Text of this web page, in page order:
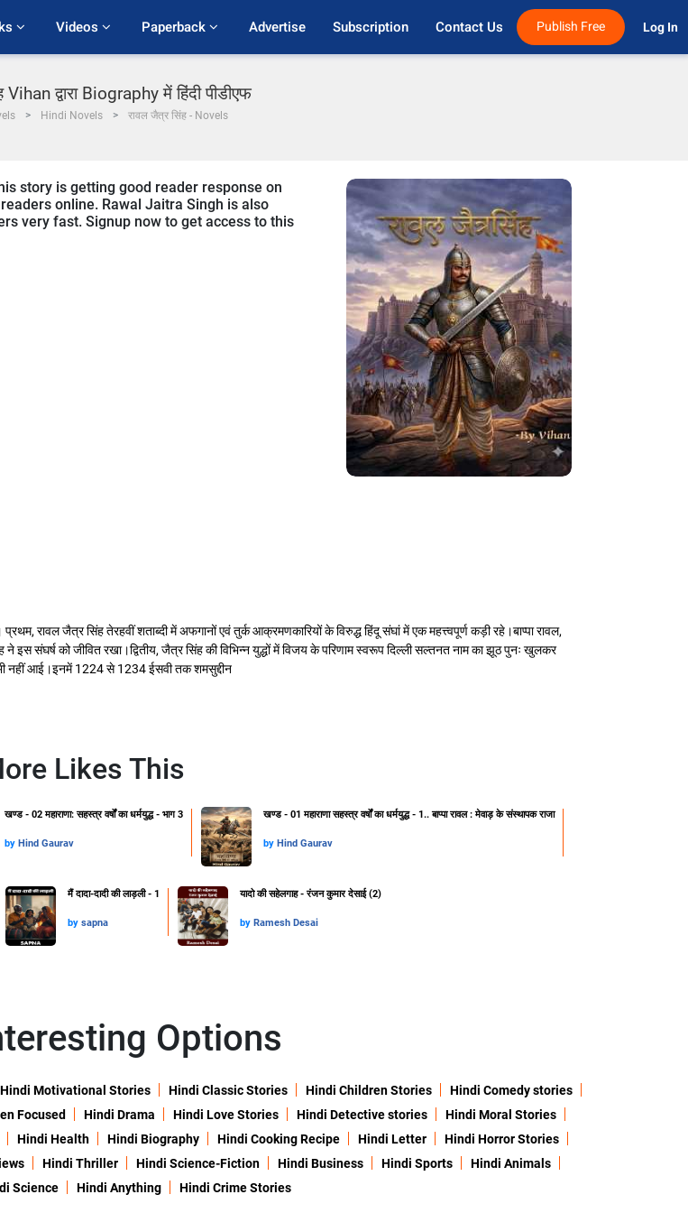
Videos Paperback Advertise Subscription Contact Us Publish Free Log In
द्वारा Biography में हिंदी पीडीएफ
Hindi Novels रावल जैत्र सिंह - Novels
story is getting good reader response on
online. Rawal Jaitra Singh is also
very fast. Signup now to get access to this
रावल जैत्र सिंह तेरहवीं शताब्दी में अफगानों एवं तुर्क आक्रमणकारियों के विरुद्ध हिंदू संघां में एक महत्त्वपूर्ण कड़ी रहे।बाप्पा रावल,
संघर्ष को जीवित रखा।द्वितीय, जैत्र सिंह की विभिन्न युद्धों में विजय के परिणाम स्वरूप दिल्ली सल्तनत नाम का झूठ पुनः खुलकर
नहीं आई।इनमें 1224 से 1234 ईसवी तक शमसुद्दीन
Likes This
खण्ड - 02 महाराणा: सहस्त्र वर्षों का धर्मयुद्ध - भाग 3
by Hind Gaurav
खण्ड - 01 महाराणा सहस्त्र वर्षों का धर्मयुद्ध - 1.. बाप्पा रावल : मेवाड़ के संस्थापक राजा
by Hind Gaurav
मैं दादा-दादी की लाड़ली - 1
by sapna
यादो की सहेलगाह - रंजन कुमार देसाई (2)
by Ramesh Desai
Options
Hindi Motivational Stories Hindi Classic Stories Hindi Children Stories
Hindi Comedy stories
Focused Hindi Drama Hindi Love Stories Hindi Detective stories
Hindi Moral Stories
Hindi Health Hindi Biography Hindi Cooking Recipe Hindi Letter
Hindi Horror Stories
Hindi Thriller Hindi Science-Fiction Hindi Business Hindi Sports
Hindi Animals
Science Hindi Anything Hindi Crime Stories